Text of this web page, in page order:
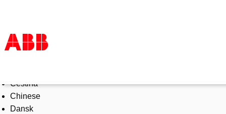
Products & Solutions
Industries
Services
Čeština
Chinese
Dansk